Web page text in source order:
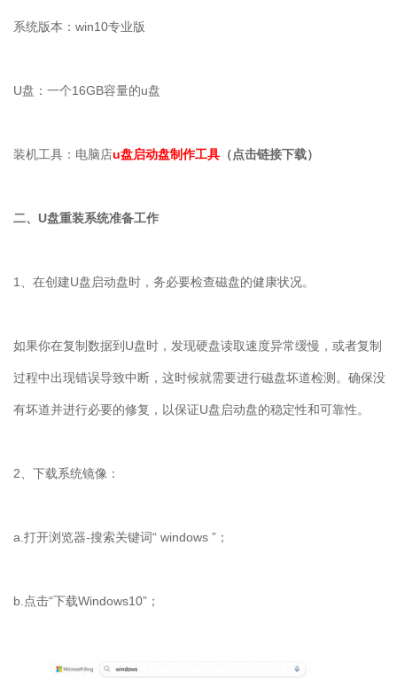
系统版本：win10专业版
U盘：一个16GB容量的u盘
装机工具：电脑店u盘启动盘制作工具 （点击链接下载）
二、U盘重装系统准备工作
1、在创建U盘启动盘时，务必要检查磁盘的健康状况。
如果你在复制数据到U盘时，发现硬盘读取速度异常缓慢，或者复制
过程中出现错误导致中断，这时候就需要进行磁盘坏道检测。确保没
有坏道并进行必要的修复，以保证U盘启动盘的稳定性和可靠性。
2、下载系统镜像：
a.打开浏览器-搜索关键词“ windows ”；
b.点击“下载Windows10”；